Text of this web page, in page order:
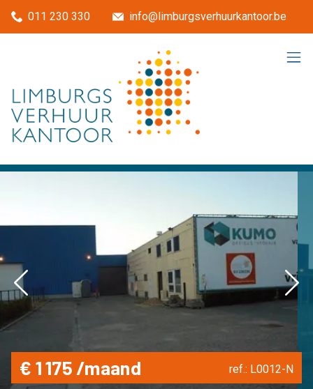
Menu overslaan en naar de inhoud gaan
011 230 330 info@limburgsverhuurkantoor.be
Previous
€ 1 175 /maand ref.: L0012-N